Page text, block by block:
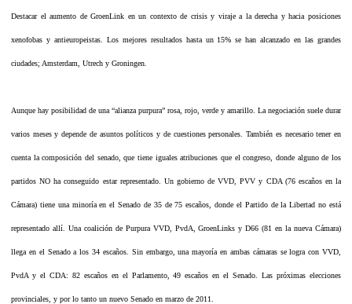
Destacar el aumento de GroenLink en un contexto de crisis y viraje a la derecha y hacia posiciones
xenofobas y antieuropeistas. Los mejores resultados hasta un 15% se han alcanzado en las grandes
ciudades; Amsterdam, Utrech y Groningen.
Aunque hay posibilidad de una “alianza purpura” rosa, rojo, verde y amarillo. La negociación suele durar
varios meses y depende de asuntos políticos y de cuestiones personales. También es necesario tener en
cuenta la composición del senado, que tiene iguales atribuciones que el congreso, donde alguno de los
partidos NO ha conseguido estar representado. Un gobierno de VVD, PVV y CDA (76 escaños en la
Cámara) tiene una minoría en el Senado de 35 de 75 escaños, donde el Partido de la Libertad no está
representado allí. Una coalición de Purpura VVD, PvdA, GroenLinks y D66 (81 en la nueva Cámara)
llega en el Senado a los 34 escaños. Sin embargo, una mayoría en ambas cámaras se logra con VVD,
PvdA y el CDA: 82 escaños en el Parlamento, 49 escaños en el Senado. Las próximas elecciones
provinciales, y por lo tanto un nuevo Senado en marzo de 2011.